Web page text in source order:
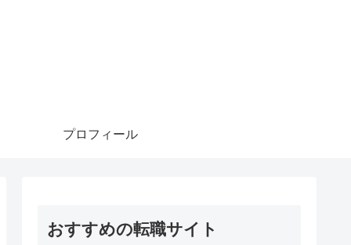
プロフィール
おすすめの転職サイト